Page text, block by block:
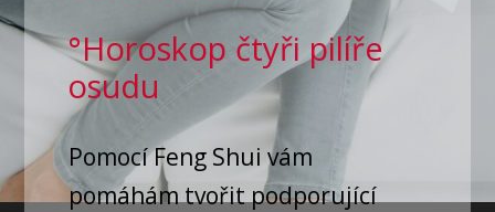
°Horoskop čtyři pilíře
osudu
Pomocí Feng Shui vám
pomáhám tvořit podporující